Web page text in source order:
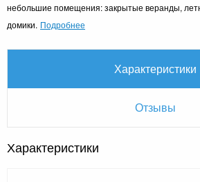
небольшие помещения: закрытые веранды,
домики. Подробнее
Характеристики
Отзывы
Характеристики